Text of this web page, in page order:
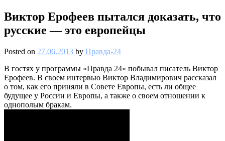
Виктор Ерофеев пытался доказать, что
русские — это европейцы
Posted on 27.06.2013 by Правда-24
В гостях у программы «Правда 24» побывал писатель Виктор
Ерофеев. В своем интервью Виктор Владимирович рассказал
о том, как его приняли в Совете Европы, есть ли общее
будущее у России и Европы, а также о своем отношении к
однополым бракам.